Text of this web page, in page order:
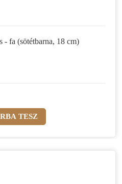
- fa (sötétbarna, 18 cm)